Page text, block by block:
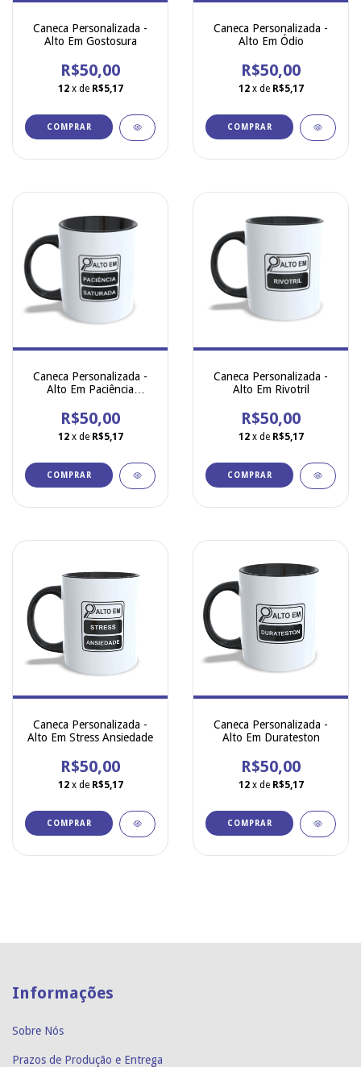
Caneca Personalizada -
Alto Em Gostosura
R$50,00
12 x de R$5,17
COMPRAR
Caneca Personalizada -
Alto Em Ódio
R$50,00
12 x de R$5,17
COMPRAR
Caneca Personalizada -
Alto Em Paciência
R$50,00
12 x de R$5,17
COMPRAR
Caneca Personalizada -
Alto Em Rivotril
R$50,00
12 x de R$5,17
COMPRAR
Caneca Personalizada -
Alto Em Stress Ansiedade
R$50,00
12 x de R$5,17
COMPRAR
Caneca Personalizada -
Alto Em Durateston
R$50,00
12 x de R$5,17
COMPRAR
Informações
Sobre Nós
Prazos de Produção e Entrega